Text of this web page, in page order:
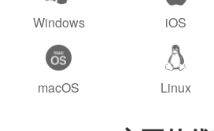
Windows iOS
macOS Linux